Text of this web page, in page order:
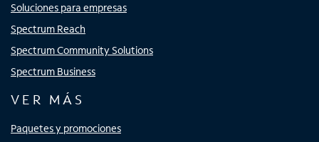
Soluciones para empresas
Spectrum Reach
Spectrum Community Solutions
Spectrum Business
VER MÁS
Paquetes y promociones